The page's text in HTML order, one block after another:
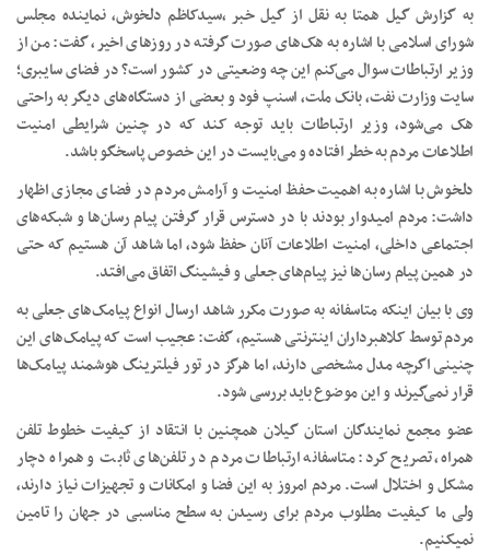
به گزارش گیل همتا به نقل از گیل خبر ،سیدکاظم دلخوش، نماینده مجلس
شورای اسلامی با اشاره به هک‌های صورت گرفته در روزهای اخیر، گفت: من از
وزیر ارتباطات سوال می‌کنم این چه وضعیتی در کشور است؟ در فضای سایبری؛
سایت وزارت نفت، بانک ملت، اسنپ فود و بعضی از دستگاه‌های دیگر به راحتی
هک می‌شود، وزیر ارتباطات باید توجه کند که در چنین شرایطی امنیت
اطلاعات مردم به خطر افتاده و می‌بایست در این خصوص پاسخگو باشد.
دلخوش با اشاره به اهمیت حفظ امنیت و آرامش مردم در فضای مجازی اظهار
داشت: مردم امیدوار بودند با در دسترس قرار گرفتن پیام رسان‌ها و شبکه‌های
اجتماعی داخلی، امنیت اطلاعات آنان حفظ شود، اما شاهد آن هستیم که حتی
در همین پیام رسان‌ها نیز پیام‌های جعلی و فیشینگ اتفاق می‌افتد.
وی با بیان اینکه متاسفانه به صورت مکرر شاهد ارسال انواع پیامک‌های جعلی به
مردم توسط کلاهبرداران اینترنتی هستیم، گفت: عجیب است که پیامک‌های این
چنینی اگرچه مدل مشخصی دارند، اما هرگز در تور فیلترینگ هوشمند پیامک‌ها
قرار نمی‌گیرند و این موضوع باید بررسی شود.
عضو مجمع نمایندگان استان گیلان همچنین با انتقاد از کیفیت خطوط تلفن
همراه، تصریح کرد: متاسفانه ارتباطات مردم در تلفن‌های ثابت و همراه دچار
مشکل و اختلال است. مردم امروز به این فضا و امکانات و تجهیزات نیاز دارند،
ولی ما کیفیت مطلوب مردم برای رسیدن به سطح مناسبی در جهان را تامین
نمیکنیم.